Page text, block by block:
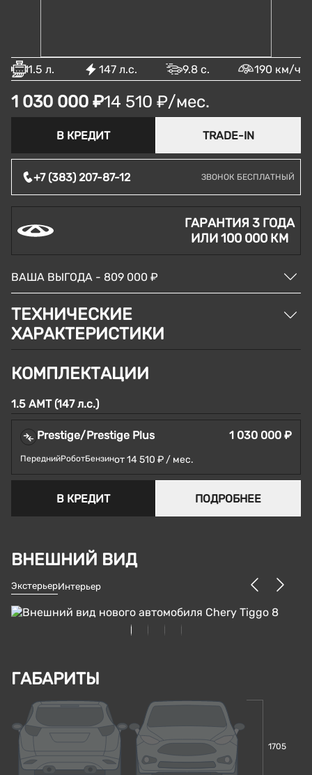
1.5 л. 147 л.с. 9.8 с. 190 км/ч
1 030 000 ₽14 510 ₽/мес.
В КРЕДИТ TRADE-IN
+7 (383) 207-87-12 ЗВОНОК БЕСПЛАТНЫЙ
ГАРАНТИЯ 3 ГОДА
ИЛИ 100 000 КМ
ВАША ВЫГОДА - 809 000 ₽
ТЕХНИЧЕСКИЕ
ХАРАКТЕРИСТИКИ
КОМПЛЕКТАЦИИ
1.5 AMT (147 л.с.)
Prestige/Prestige Plus 1 030 000 ₽
ПереднийРоботБензинот 14 510 ₽ / мес.
В КРЕДИТ ПОДРОБНЕЕ
ВНЕШНИЙ ВИД
ЭкстерьерИнтерьер
ГАБАРИТЫ
1705